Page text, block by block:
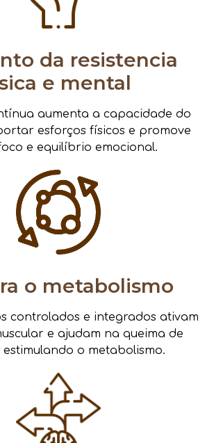
da resistencia
e mental
aumenta a capacidade do
esforços físicos e promove
e equilíbrio emocional.
o metabolismo
controlados e integrados ativam
e ajudam na queima de
estimulando o metabolismo.